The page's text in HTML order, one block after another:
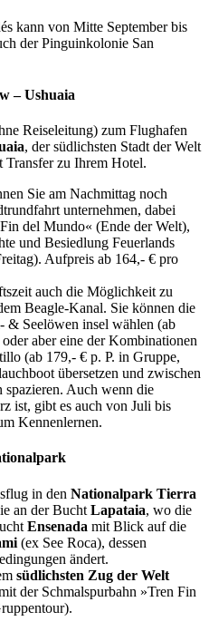
kann von Mitte September bis
der Pinguinkolonie San
– Ushuaia
Reiseleitung) zum Flughafen
, der südlichsten Stadt der Welt
Transfer zu Ihrem Hotel.
Sie am Nachmittag noch
unternehmen, dabei
del Mundo« (Ende der Welt),
und Besiedlung Feuerlands
Aufpreis ab 164,- € pro
auch die Möglichkeit zu
Beagle-Kanal. Sie können die
& Seelöwen insel wählen (ab
aber eine der Kombinationen
(ab 179,- € p. P. in Gruppe,
übersetzen und zwischen
spazieren. Auch wenn die
ist, gibt es auch von Juli bis
Kennenlernen.
in den Nationalpark Tierra
an der Bucht Lapataia, wo die
Ensenada mit Blick auf die
(ex See Roca), dessen
ändert.
südlichsten Zug der Welt
der Schmalspurbahn »Tren Fin